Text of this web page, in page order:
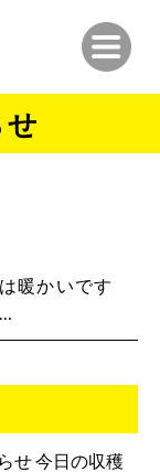
暖かいです
せ 今日の収穫